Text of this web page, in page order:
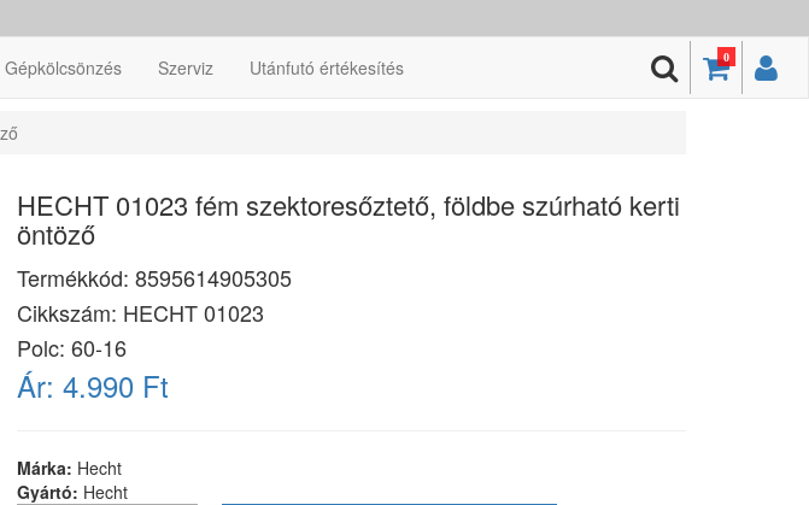
0
Gépkölcsönzés Szerviz Utánfutó értékesítés
HECHT 01023 fém szektoresőztető, földbe szúrható kerti
öntöző
Termékkód: 8595614905305
Cikkszám: HECHT 01023
Polc: 60-16
Ár: 4.990 Ft
Márka: Hecht
Gyártó: Hecht